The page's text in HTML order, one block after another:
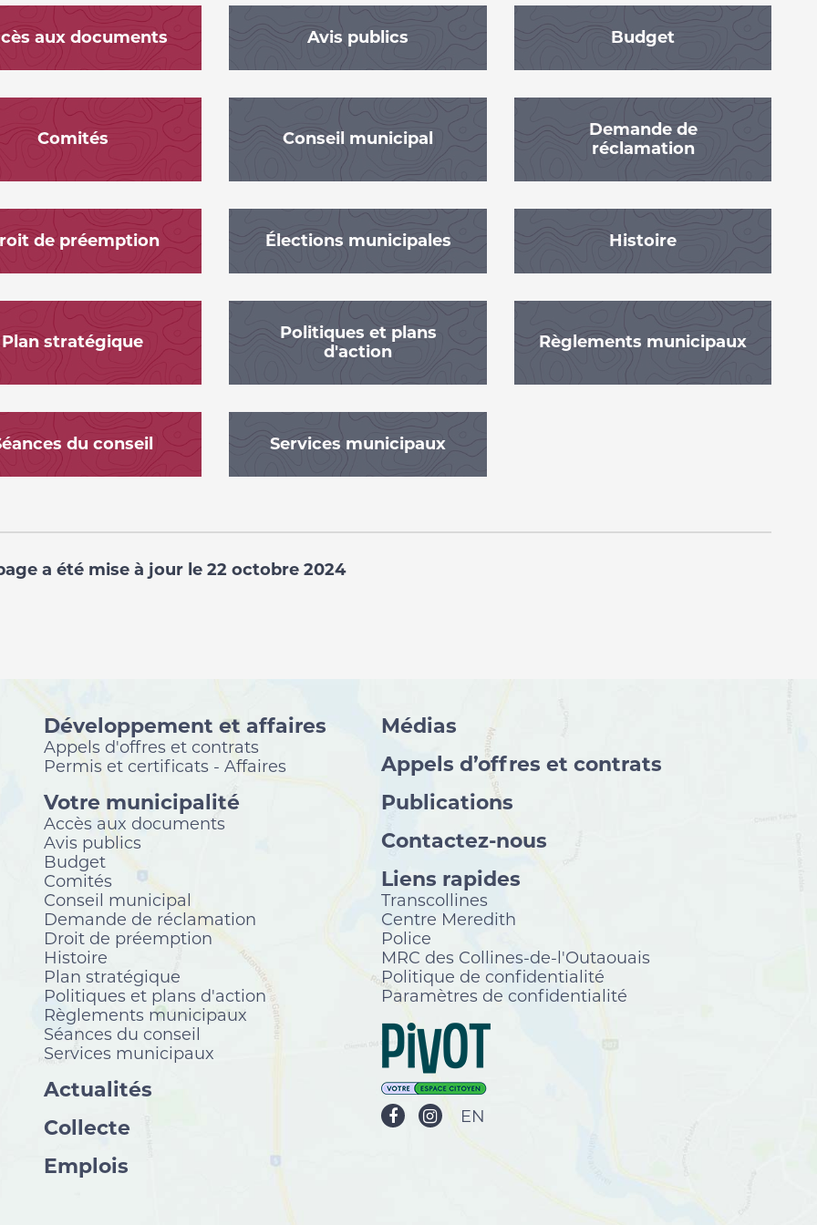
aux documents Avis publics Budget
Comités Conseil municipal
Demande de
réclamation
de préemption Élections municipales Histoire
Plan stratégique
Politiques et plans
d'action
Règlements municipaux
du conseil Services municipaux
a été mise à jour le 22 octobre 2024
Développement et affaires
Appels d'offres et contrats
Permis et certificats - Affaires
Votre municipalité
Accès aux documents
Avis publics
Budget
Comités
Conseil municipal
Demande de réclamation
Droit de préemption
Histoire
Plan stratégique
Politiques et plans d'action
Règlements municipaux
Séances du conseil
Services municipaux
Actualités
Collecte
Emplois
Médias
Appels d’offres et contrats
Publications
Contactez-nous
Liens rapides
Transcollines
Centre Meredith
Police
MRC des Collines-de-l'Outaouais
Politique de confidentialité
Paramètres de confidentialité
EN